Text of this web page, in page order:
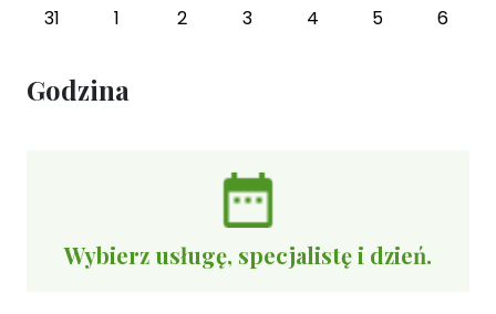
31 1 2 3 4 5 6
Godzina
Wybierz usługę, specjalistę i dzień.